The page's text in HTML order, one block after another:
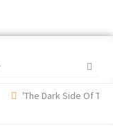
'The Dark Side Of The